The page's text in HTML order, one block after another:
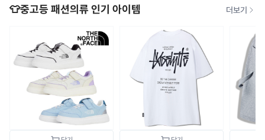
👕중고등 패션의류 인기 아이템 더보기